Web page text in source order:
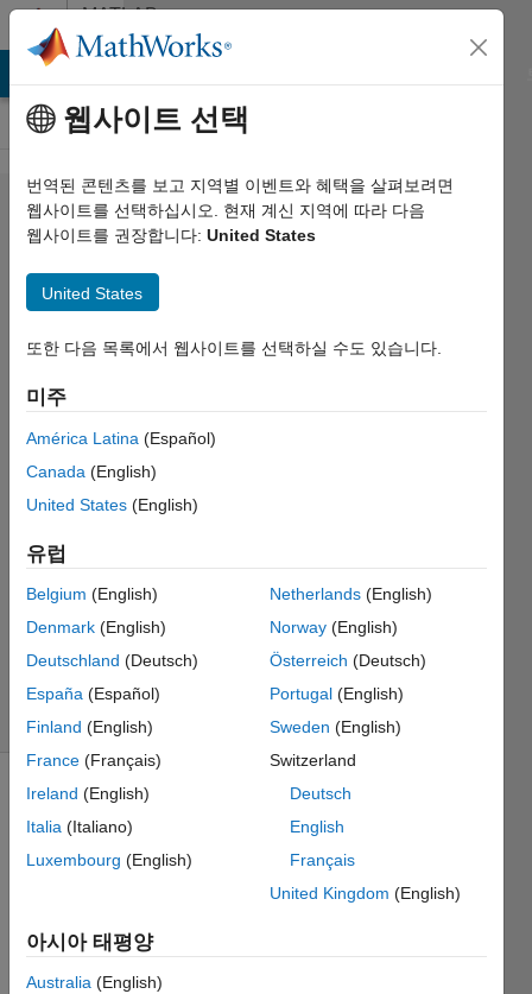
콘텐츠로 바로 가기
MATLAB
Answers
The
sample
points
must
be
finite.
2023 6월
20
답변
채택됨
6월 21
조회 수:
18 (30일)
data_origin.csv
웹사이트 선택
번역된 콘텐츠를 보고 지역별 이벤트와 혜택을 살펴보려면
웹사이트를 선택하십시오. 현재 계신 지역에 따라 다음
웹사이트를 권장합니다: United States
United States
또한 다음 목록에서 웹사이트를 선택하실 수도 있습니다.
미주
América Latina (Español)
Canada (English)
United States (English)
유럽
Belgium (English)
Denmark (English)
Deutschland (Deutsch)
España (Español)
Finland (English)
France (Français)
Ireland (English)
Italia (Italiano)
Luxembourg (English)
Netherlands(English)
Norway(English)
Österreich (Deutsch)
Portugal(English)
Sweden (English)
Switzerland
Deutsch
English
Français
United Kingdom (English)
아시아 태평양
Australia (English)